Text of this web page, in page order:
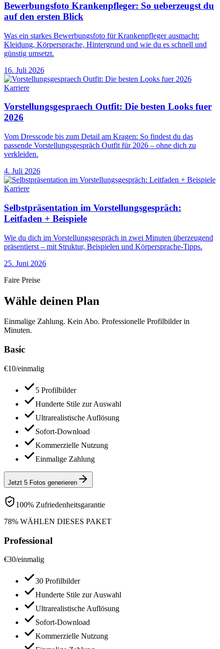
Bewerbungsfoto Krankenpfleger: So ueberzeugst du
auf den ersten Blick
Was ein starkes Bewerbungsfoto für Krankenpfleger ausmacht:
Kleidung, Körpersprache, Hintergrund und wie du es schnell und
günstig umsetzt.
16. Juli 2026
Karriere
Vorstellungsgespraech Outfit: Die besten Looks fuer
2026
Vom Dresscode bis zum Detail am Kragen: So findest du das
passende Vorstellungsgespräch Outfit für 2026 – ohne dich zu
verkleiden.
4. Juli 2026
Karriere
Selbstpräsentation im Vorstellungsgespräch:
Leitfaden + Beispiele
Wie du dich im Vorstellungsgespräch in zwei Minuten überzeugend
präsentierst – mit Struktur, Beispielen und Körpersprache-Tipps.
25. Juni 2026
Faire Preise
Wähle deinen Plan
Einmalige Zahlung. Kein Abo. Professionelle Profilbilder in
Minuten.
Basic
€10/einmalig
5 Profilbilder
Hunderte Stile zur Auswahl
Ultrarealistische Auflösung
Sofort-Download
Kommerzielle Nutzung
Einmalige Zahlung
Jetzt 5 Fotos generieren
100% Zufriedenheitsgarantie
78% WÄHLEN DIESES PAKET
Professional
€30/einmalig
30 Profilbilder
Hunderte Stile zur Auswahl
Ultrarealistische Auflösung
Sofort-Download
Kommerzielle Nutzung